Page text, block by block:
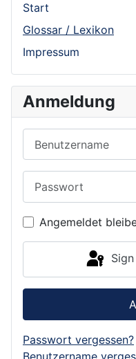
Start
Glossar / Lexikon
Impressum
Anmeldung
Angemeldet
Passwort vergessen?
Benutzername